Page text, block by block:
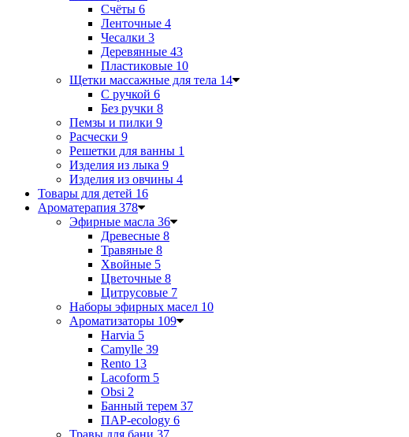
Счёты 6
Ленточные 4
Чесалки 3
Деревянные 43
Пластиковые 10
Щетки массажные для тела 14
С ручкой 6
Без ручки 8
Пемзы и пилки 9
Расчески 9
Решетки для ванны 1
Изделия из лыка 9
Изделия из овчины 4
Товары для детей 16
Ароматерапия 378
Эфирные масла 36
Древесные 8
Травяные 8
Хвойные 5
Цветочные 8
Цитрусовые 7
Наборы эфирных масел 10
Ароматизаторы 109
Harvia 5
Camylle 39
Rento 13
Lacoform 5
Obsi 2
Банный терем 37
ПАР-ecology 6
Травы для бани 37